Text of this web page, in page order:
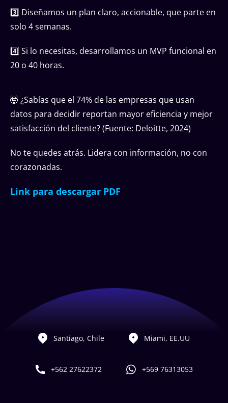
3️⃣ Diseñamos un plan claro, accionable, que parte en
solo 4 semanas.
4️⃣ Si lo necesitas, desarrollamos un MVP funcional en
20 o 40 horas.
🤯 ¿Sabías que el 74% de las empresas que usan
datos para decidir reportan mayor eficiencia y mejor
satisfacción del cliente? (Fuente: Deloitte, 2024)
No te quedes atrás. Lidera con información, no con
corazonadas.
Link para descargar PDF
Santiago, Chile Miami, EE.UU
+562 27622372 +569 76313053